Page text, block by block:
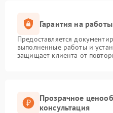
Гарантия на
Предоставляется
выполненные работы и
защищает клиента от
Прозрачное
консультация